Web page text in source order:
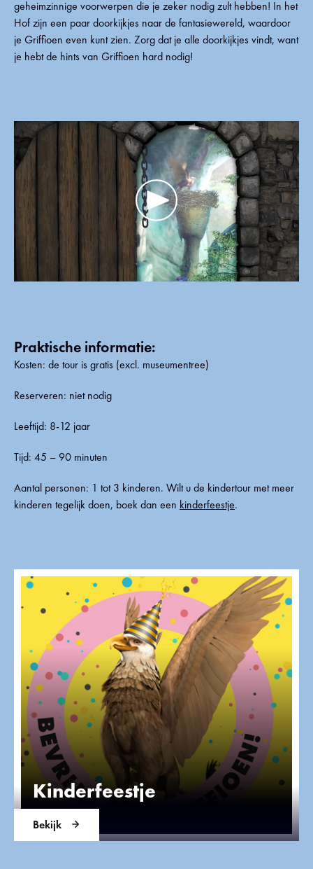
geheimzinnige voorwerpen die je zeker nodig zult hebben! In het
Hof zijn een paar doorkijkjes naar de fantasiewereld, waardoor
je Griffioen even kunt zien. Zorg dat je alle doorkijkjes vindt, want
je hebt de hints van Griffioen hard nodig!
Praktische informatie:
Kosten: de tour is gratis (excl. museumentree)
Reserveren: niet nodig
Leeftijd: 8-12 jaar
Tijd: 45 – 90 minuten
Aantal personen: 1 tot 3 kinderen. Wilt u de kindertour met meer
kinderen tegelijk doen, boek dan een kinderfeestje.
Kinderfeestje
Bekijk